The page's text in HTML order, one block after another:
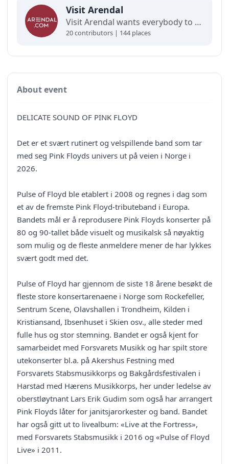
Visit Arendal
Visit Arendal wants everybody to fall in love with Arendal and all it has to offer.
20 contributors | 144 places
About event
DELICATE SOUND OF PINK FLOYD
Det er et svært rutinert og velspillende band som tar
med seg Pink Floyds univers ut på veien i Norge i
2026.
Pulse of Floyd ble etablert i 2008 og regnes i dag som
et av de fremste Pink Floyd-tributeband i Europa.
Bandets mål er å reprodusere Pink Floyds konserter på
80 og 90-tallet både visuelt og musikalsk så nøyaktig
som mulig og de fleste anmeldere mener de har lykkes
svært godt med det.
Pulse of Floyd har gjennom de siste 18 årene besøkt de
fleste store konsertarenaene i Norge som Rockefeller,
Sentrum Scene, Olavshallen i Trondheim, Kilden i
Kristiansand, Ibsenhuset i Skien osv., alle steder med
fulle hus og stor stemning. Bandet er også kjent for
samarbeidet med Forsvarets Musikk og har spilt store
utekonserter bl.a. på Akershus Festning med
Forsvarets Stabsmusikkorps og Bakgårdsfestivalen i
Harstad med Hærens Musikkorps, her under ledelse av
oberstløytnant Lars Erik Gudim som også har arrangert
Pink Floyds låter for janitsjarorkester og band. Bandet
har også gitt ut to livealbum: «Live at the Fortress»,
med Forsvarets Stabsmusikk i 2016 og «Pulse of Floyd
Live» i 2011.